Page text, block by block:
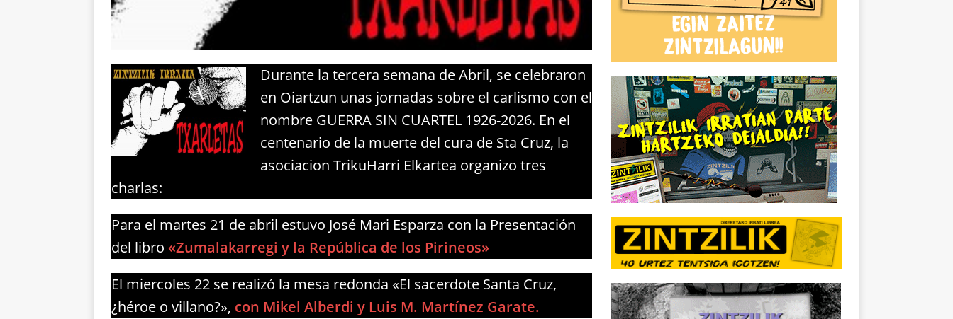
Durante la tercera semana de Abril, se celebraron
en Oiartzun unas jornadas sobre el carlismo con el
nombre GUERRA SIN CUARTEL 1926-2026. En el
centenario de la muerte del cura de Sta Cruz, la
asociacion TrikuHarri Elkartea organizo tres
charlas:
Para el martes 21 de abril estuvo José Mari Esparza con la Presentación
del libro «Zumalakarregi y la República de los Pirineos»
El miercoles 22 se realizó la mesa redonda «El sacerdote Santa Cruz,
¿héroe o villano?», con Mikel Alberdi y Luis M. Martínez Garate.